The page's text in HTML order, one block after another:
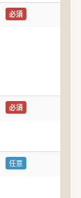
必須
必須
任意